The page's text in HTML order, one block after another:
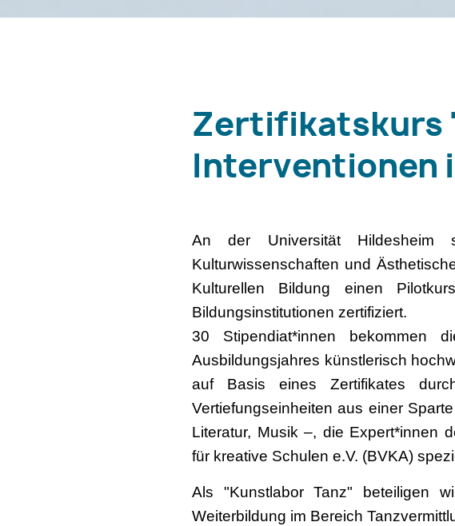
Zertifikatskurs
Interventionen
An der Universität Hildesheim
Kulturwissenschaften und
Kulturellen Bildung einen
Bildungsinstitutionen zertifiziert.
30 Stipendiat*innen bekommen
Ausbildungsjahres künstlerisch
auf Basis eines Zertifikates
Vertiefungseinheiten aus einer
Literatur, Musik –, die Expert*innen
für kreative Schulen e.V. (BVKA)
Als "Kunstlabor Tanz" beteiligen
Weiterbildung im Bereich